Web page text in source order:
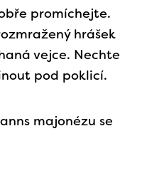
promíchejte.
hrášek
vejce. Nechte
pod poklicí.
majonézu se